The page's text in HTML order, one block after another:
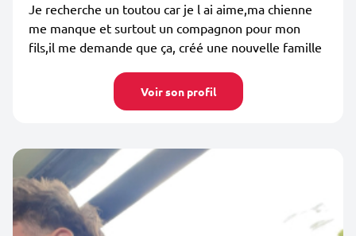
Je recherche un toutou car je l ai aime,ma chienne
me manque et surtout un compagnon pour mon
fils,il me demande que ça, créé une nouvelle famille
Voir son profil